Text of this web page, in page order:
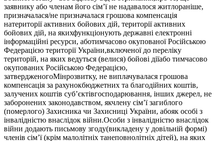
заявнику або членам його сім’ї не надавалося житлораніше,
призначалася/не призначалася грошова компенсація
натериторії активних бойових дій, території активних
бойових дій, на якихфункціонують державні електронні
інформаційні ресурси, аботимчасово окупованої Російською
Федерацією території України,включеної до переліку
територій, на яких ведуться (велися) бойові діїабо тимчасово
окупованих Російською Федерацією,
затвердженогоМінрозвитку, не виплачувалася грошова
компенсація за рахунокбюджетних та благодійних коштів,
залучених коштів суб’єктівгосподарювання, інших джерел, не
заборонених законодавством, якчлену сім’ї загиблого
(померлого) Захисника чи Захисниці України, абояк особі з
інвалідністю внаслідок війни.Особи з інвалідністю внаслідок
війни додають письмову згоду(викладену у довільній формі)
членів сім’ї (крім малолітніх танеповнолітніх дітей), на яких